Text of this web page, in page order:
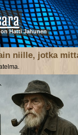
Hatti Jahunen
niille, jotka